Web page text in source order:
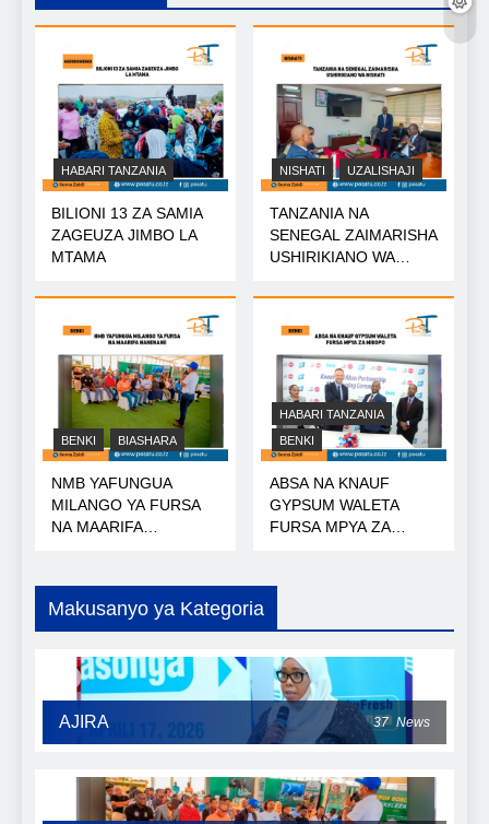
HABARI TANZANIA
BILIONI 13 ZA SAMIA
ZAGEUZA JIMBO LA
MTAMA
NISHATI UZALISHAJI
TANZANIA NA
SENEGAL ZAIMARISHA
USHIRIKIANO WA
BENKI BIASHARA
NMB YAFUNGUA
MILANGO YA FURSA
NA MAARIFA
HABARI TANZANIA
BENKI
ABSA NA KNAUF
GYPSUM WALETA
FURSA MPYA ZA
Makusanyo ya Kategoria
AJIRA 37 News